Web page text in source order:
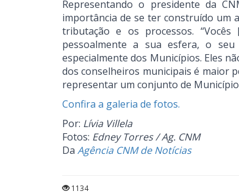
Representando o presidente da
importância de se ter construído um
tributação e os processos.
pessoalmente a sua esfera, o
especialmente dos Municípios. Eles
dos conselheiros municipais é maior
representar um conjunto de
Confira a galeria de fotos.
Por: Lívia Villela
Fotos: Edney Torres / Ag. CNM
Da Agência CNM de Notícias
1134